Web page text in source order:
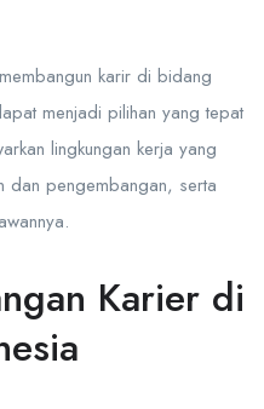
karir di bidang
menjadi pilihan yang tepat
lingkungan kerja yang
dan pengembangan, serta
Karier di